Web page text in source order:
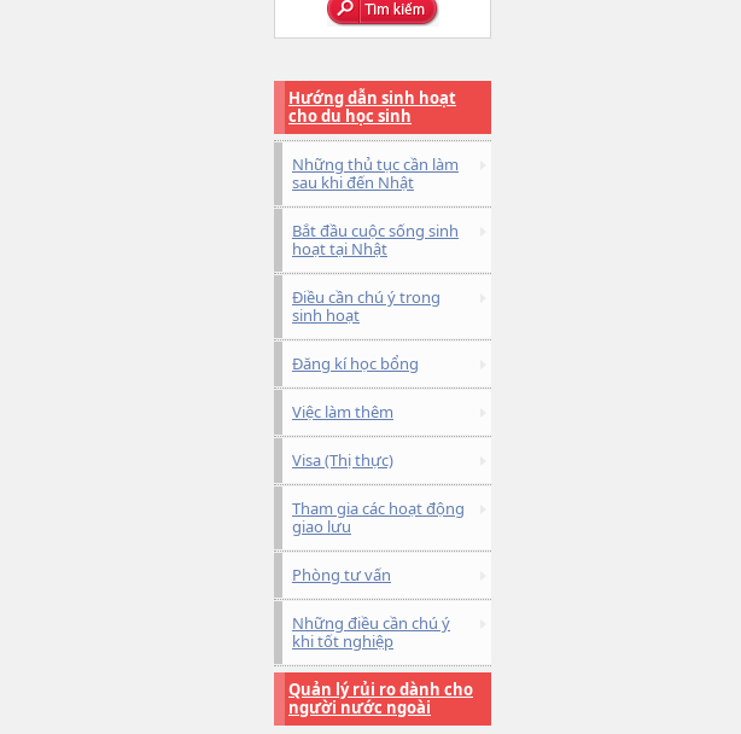
Hướng dẫn sinh hoạt
cho du học sinh
Những thủ tục cần làm
sau khi đến Nhật
Bắt đầu cuộc sống sinh
hoạt tại Nhật
Điều cần chú ý trong
sinh hoạt
Đăng kí học bổng
Việc làm thêm
Visa (Thị thực)
Tham gia các hoạt động
giao lưu
Phòng tư vấn
Những điều cần chú ý
khi tốt nghiệp
Quản lý rủi ro dành cho
người nước ngoài